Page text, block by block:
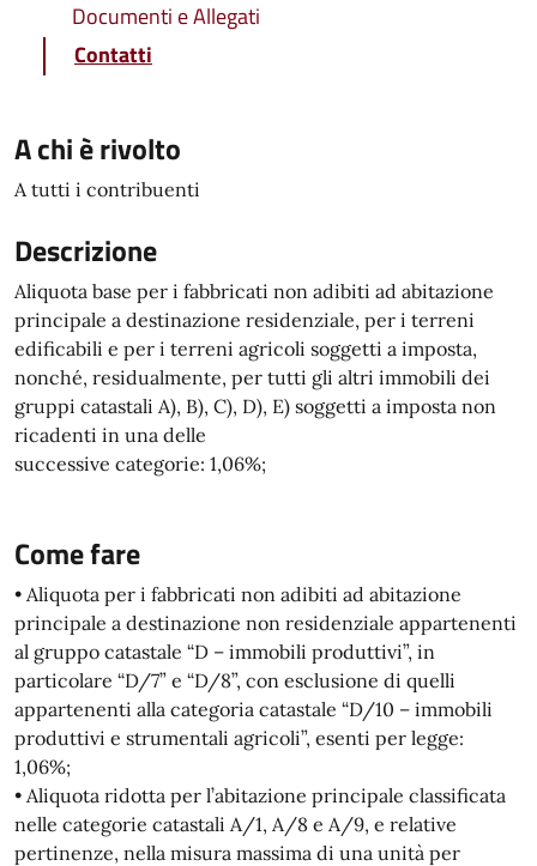
Documenti e Allegati
Contatti
A chi è rivolto
A tutti i contribuenti
Descrizione
Aliquota base per i fabbricati non adibiti ad abitazione
principale a destinazione residenziale, per i terreni
edificabili e per i terreni agricoli soggetti a imposta,
nonché, residualmente, per tutti gli altri immobili dei
gruppi catastali A), B), C), D), E) soggetti a imposta non
ricadenti in una delle
successive categorie: 1,06%;
Come fare
• Aliquota per i fabbricati non adibiti ad abitazione
principale a destinazione non residenziale appartenenti
al gruppo catastale “D – immobili produttivi”, in
particolare “D/7” e “D/8”, con esclusione di quelli
appartenenti alla categoria catastale “D/10 – immobili
produttivi e strumentali agricoli”, esenti per legge:
1,06%;
• Aliquota ridotta per l’abitazione principale classificata
nelle categorie catastali A/1, A/8 e A/9, e relative
pertinenze, nella misura massima di una unità per